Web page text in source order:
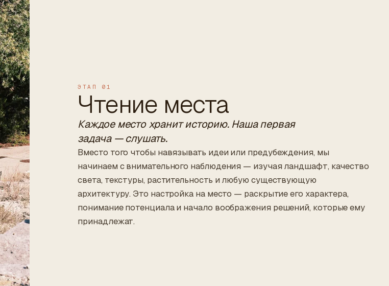
ЭТАП 01
Чтение места
Каждое место хранит историю. Наша первая
задача — слушать.
Вместо того чтобы навязывать идеи или предубеждения, мы
начинаем с внимательного наблюдения — изучая ландшафт, качество
света, текстуры, растительность и любую существующую
архитектуру. Это настройка на место — раскрытие его характера,
понимание потенциала и начало воображения решений, которые ему
принадлежат.